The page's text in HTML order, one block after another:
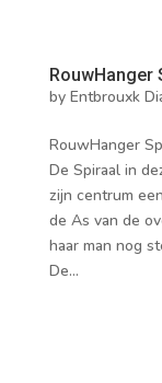
RouwHanger
by Entbrouxk
RouwHanger
De Spiraal in
zijn centrum
de As van de
haar man nog
De...